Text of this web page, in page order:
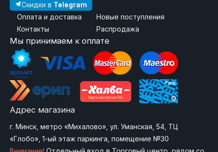
Скидки в Telegram
Оплата и доставка
Контакты
Новые поступления
Распродажа
Мы принимаем к оплате
Адрес магазина
г. Минск, метро «Михалово», ул. Уманская, 54, ТЦ
«Глобо», 1-ый этаж паркинга, помещение №30